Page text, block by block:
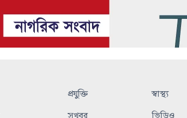
প্রযুক্তি স্বাস্থ্য